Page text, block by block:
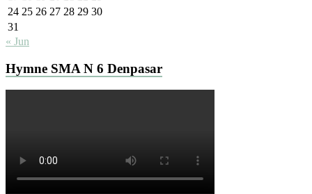
24 25 26 27 28 29 30
31
« Jun
Hymne SMA N 6 Denpasar